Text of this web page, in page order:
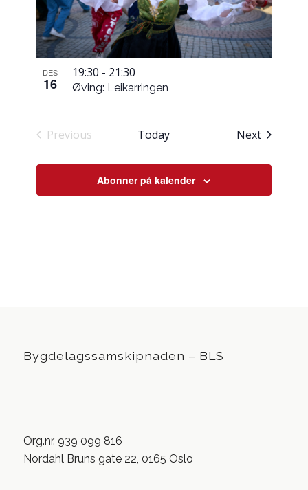
DES
16 Øving: Leikarringen
19:30 - 21:30
Previous
Today Next
Abonner på kalender
Bygdelagssamskipnaden – BLS
Org.nr. 939 099 816
Nordahl Bruns gate 22, 0165 Oslo